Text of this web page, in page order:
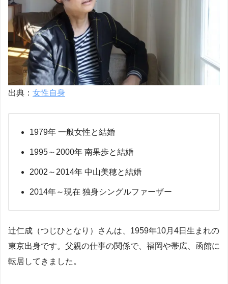
出典： 女性自身
1979年 一般女性と結婚
1995～2000年 南果歩と結婚
2002～2014年 中山美穂と結婚
2014年～現在 独身シングルファーザー
辻仁成（つじひとなり）さんは、1959年10月4日生まれの
東京出身です。父親の仕事の関係で、福岡や帯広、函館に
転居してきました。